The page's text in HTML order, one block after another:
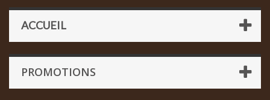
ACCUEIL
PROMOTIONS